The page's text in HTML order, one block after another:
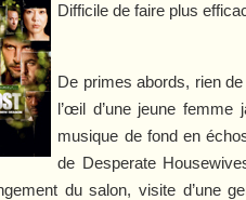
Difficile de faire plus
De primes abords, rien
l’œil d’une jeune femme
musique de fond en
de Desperate
du salon, visite d’une